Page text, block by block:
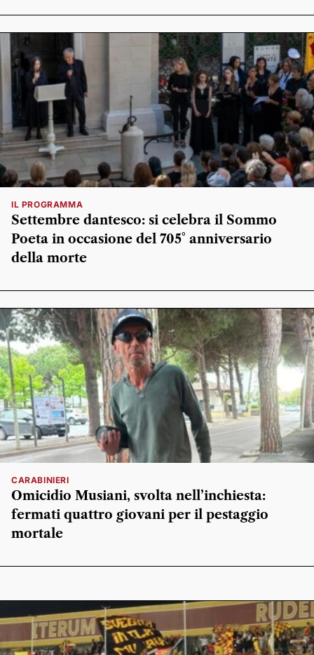
IL PROGRAMMA
Settembre dantesco: si celebra il Sommo
Poeta in occasione del 705° anniversario
della morte
CARABINIERI
Omicidio Musiani, svolta nell’inchiesta:
fermati quattro giovani per il pestaggio
mortale